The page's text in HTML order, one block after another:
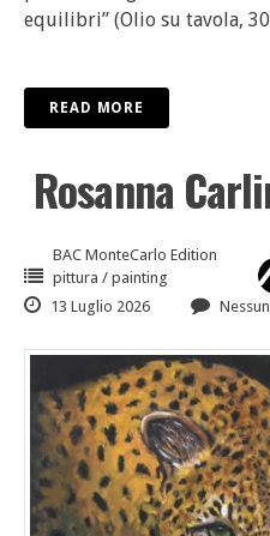
equilibri” (Olio su tavola,
READ MORE
Rosanna
BAC MonteCarlo Edition
pittura / painting
13 Luglio 2026